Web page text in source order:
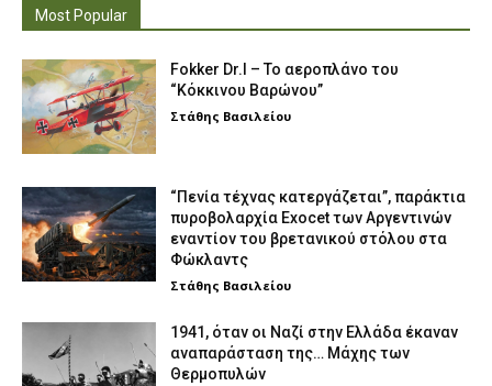
Most Popular
Fokker Dr.I – To αεροπλάνο του
“Κόκκινου Βαρώνου”
Στάθης Βασιλείου
“Πενία τέχνας κατεργάζεται”, παράκτια
πυροβολαρχία Exocet των Αργεντινών
εναντίον του βρετανικού στόλου στα
Φώκλαντς
Στάθης Βασιλείου
1941, όταν οι Ναζί στην Ελλάδα έκαναν
αναπαράσταση της… Μάχης των
Θερμοπυλών